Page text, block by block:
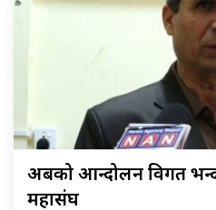
अबको आन्दोलन विगत
महासंघ